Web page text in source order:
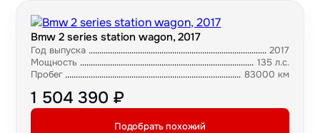
Bmw 2 series station wagon, 2017
Год выпуска
2017
Мощность
135 л.с.
Пробег
83000 км
1 504 390 ₽
Подобрать похожий